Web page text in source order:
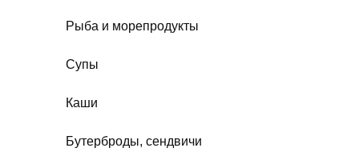
Рыба и морепродукты
Супы
Каши
Бутерброды, сендвичи